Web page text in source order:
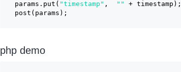
params.put( "timestamp" , ""
+ timestamp);
post(params);
php demo